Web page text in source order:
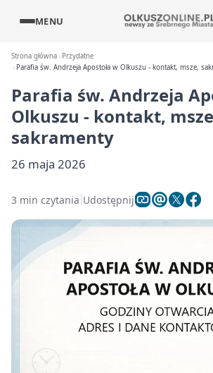
MENU
Strona główna
Przydatne
Parafia św. Andrzeja Apostoła w Olkuszu - kontakt, msze,
Parafia św. Andrzeja
Olkuszu - kontakt,
sakramenty
26 maja 2026
3 min czytania Udostępnij